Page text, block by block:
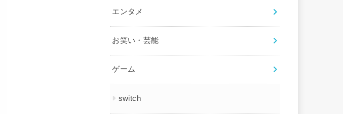
エンタメ
お笑い・芸能
ゲーム
switch